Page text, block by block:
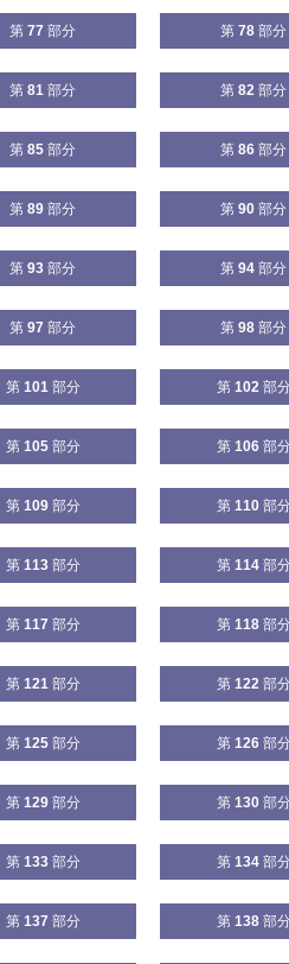
第 77 部分 第 78 部分
第 81 部分 第 82 部分
第 85 部分 第 86 部分
第 89 部分 第 90 部分
第 93 部分 第 94 部分
第 97 部分 第 98 部分
第 101部分 第 102部
第 105部分 第 106部
第 109部分 第 110部
第 113部分 第 114部
第 117 部分 第 118部
第 121部分 第 122部
第 125部分 第 126部
第 129部分 第 130部
第 133部分 第 134部
第 137 部分 第 138部